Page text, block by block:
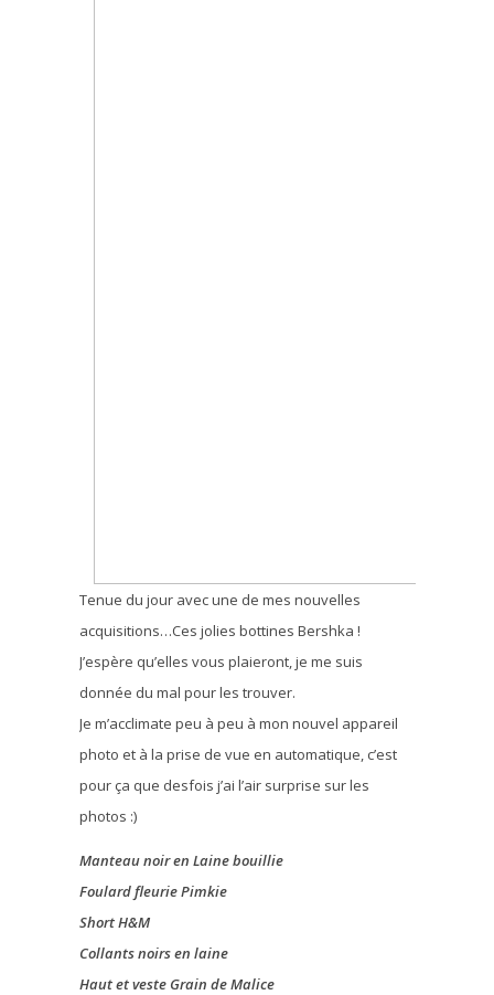
Tenue du jour avec une de mes nouvelles
acquisitions…Ces jolies bottines Bershka !
J’espère qu’elles vous plaieront, je me suis
donnée du mal pour les trouver.
Je m’acclimate peu à peu à mon nouvel appareil
photo et à la prise de vue en automatique, c’est
pour ça que desfois j’ai l’air surprise sur les
photos :)
Manteau noir en Laine bouillie
Foulard fleurie Pimkie
Short H&M
Collants noirs en laine
Haut et veste Grain de Malice